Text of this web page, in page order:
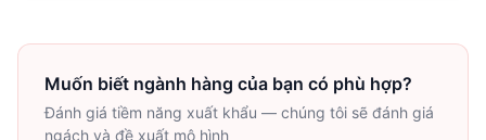
Muốn biết ngành hàng của bạn có phù hợp?
Đánh giá tiềm năng xuất khẩu — chúng tôi sẽ đánh giá
ngách và đề xuất mô hình